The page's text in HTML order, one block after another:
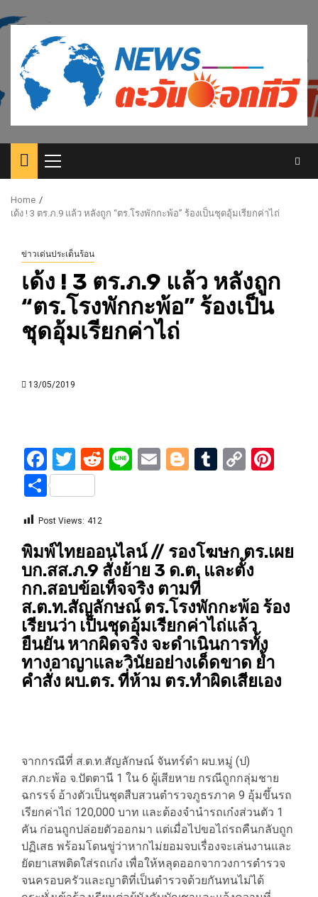
to
content
Primary
Menu
Home
เด้ง ! 3 ตร.ภ.9 แล้ว หลังถูก “ตร.โรงพักกะพ้อ” ร้องเป็นชุดอุ้มเรียกค่าไถ่
ข่าวเด่นประเด็นร้อน
เด้ง ! 3 ตร.ภ.9 แล้ว หลังถูก
“ตร.โรงพักกะพ้อ” ร้องเป็น
ชุดอุ้มเรียกค่าไถ่
13/05/2019
Facebook
Twitter
Reddit
LineEmailBlogger
Tumblr
Copy
Share
Post Views: 412
พิมพ์ไทยออนไลน์ // รองโฆษก ตร.เผย
บก.สส.ภ.9 สั่งย้าย 3 ด.ต. และตั้ง
กก.สอบข้อเท็จจริง ตามที่
ส.ต.ท.สัญลักษณ์ ตร.โรงพักกะพ้อ ร้อง
เรียนว่า เป็นชุดอุ้มเรียกค่าไถ่แล้ว
ยืนยัน หากผิดจริง จะดำเนินการทั้ง
ทางอาญาและวินัยอย่างเด็ดขาด ย้ำ
คำสั่ง ผบ.ตร. ที่ห้าม ตร.ทำผิดเสียเอง
จากกรณีที่ ส.ต.ท.สัญลักษณ์ จันทร์ดำ ผบ.หมู่ (ป)
สภ.กะพ้อ จ.ปัตตานี 1 ใน 6 ผู้เสียหาย กรณีถูกกลุ่มชาย
ฉกรรจ์ อ้างตัวเป็นชุดสืบสวนตำรวจภูธรภาค 9 อุ้มขึ้นรถ
เรียกค่าไถ่ 120,000 บาท และต้องจำนำรถเก๋งส่วนตัว 1
คัน ก่อนถูกปล่อยตัวออกมา แต่เมื่อไปขอไถ่รถคืนกลับถูก
ปฏิเสธ พร้อมโดนขู่ว่าหากไม่ยอมจบเรื่องจะเล่นงานและ
ยัดยาเสพติดใส่รถเก๋ง เพื่อให้หลุดออกจากวงการตำรวจ
จนครอบครัวและญาติที่เป็นตำรวจด้วยกันทนไม่ได้